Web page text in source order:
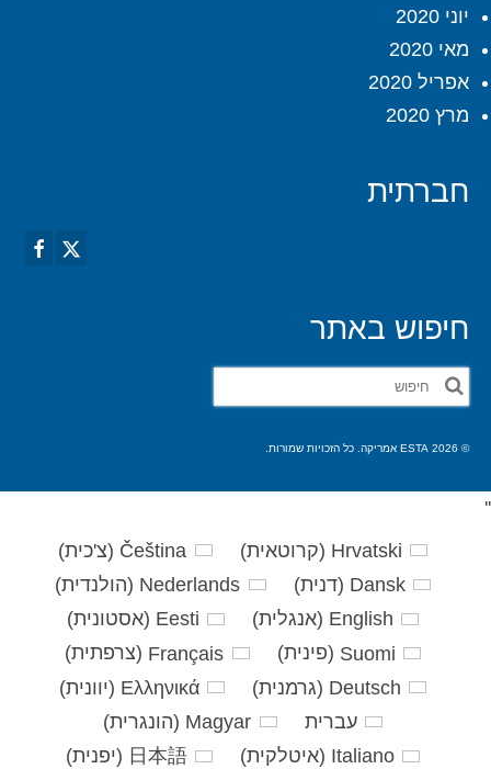
יוני 2020
מאי 2020
אפריל 2020
מרץ 2020
חברתית
חיפוש באתר
חפש
את:
© 2026 ESTA אמריקה. כל הזכויות שמורות.
'
'
Hrvatski
(קרוטאית)
Čeština
(צ'כית)
Dansk
(דנית)
Nederlands
(הולנדית)
English
(אנגלית)
Eesti
(אסטונית)
Suomi
(פינית)
Français
(צרפתית)
Deutsch
(גרמנית)
Ελληνικά
(יוונית)
עברית
Magyar
(הונגרית)
Italiano
(איטלקית)
日本語
(יפנית)